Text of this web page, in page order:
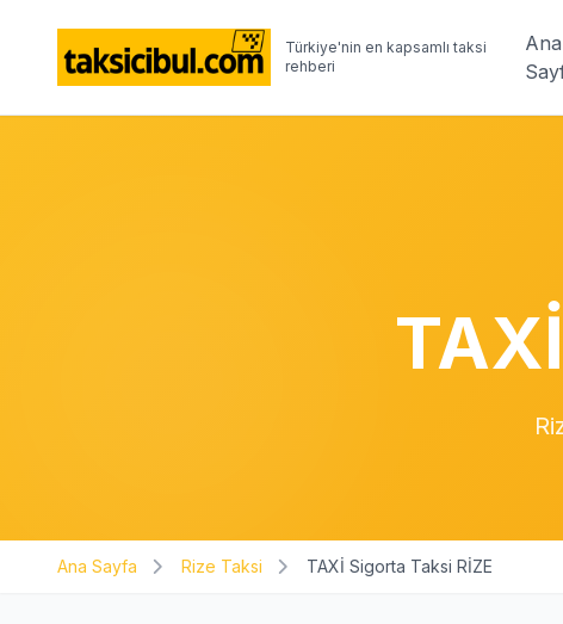
Türkiye'nin en kapsamlı taksi
rehberi
Ana
Ana Sayfa Rize Taksi TAXİ Sigorta Taksi RİZE